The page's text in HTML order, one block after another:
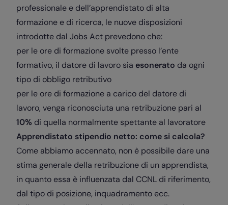
professionale e dell’apprendistato di alta
formazione e di ricerca, le nuove disposizioni
introdotte dal Jobs Act prevedono che:
per le ore di formazione svolte presso l’ente
formativo, il datore di lavoro sia esonerato da ogni
tipo di obbligo retributivo
per le ore di formazione a carico del datore di
lavoro, venga riconosciuta una retribuzione pari al
10% di quella normalmente spettante al lavoratore
Apprendistato stipendio netto: come si calcola?
Come abbiamo accennato, non è possibile dare una
stima generale della retribuzione di un apprendista,
in quanto essa è influenzata dal CCNL di riferimento,
dal tipo di posizione, inquadramento ecc.